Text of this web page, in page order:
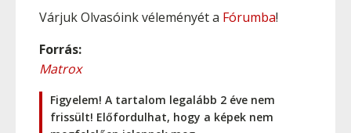
Várjuk Olvasóink véleményét a Fórumba!
Forrás:
Matrox
Figyelem! A tartalom legalább 2 éve nem
frissült! Előfordulhat, hogy a képek nem